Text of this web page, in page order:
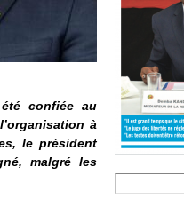
confiée au
à
le président
malgré les